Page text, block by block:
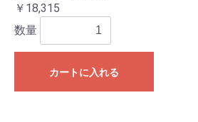
￥18,315
数量
カートに入れる